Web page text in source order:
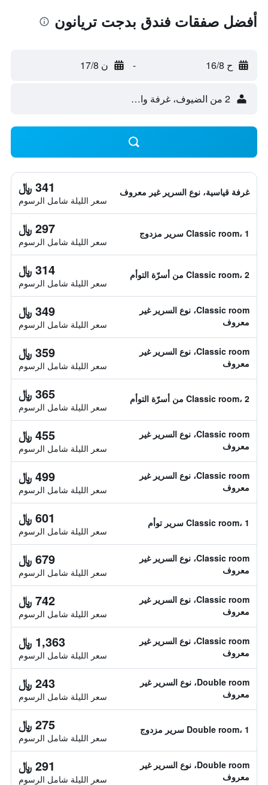
أفضل صفقات فندق بدجت تريانون
ح 16/8 - ن 17/8
2 من الضيوف، غرفة واحدة
غرفة قياسية، نوع السرير غير معروف 341 ﷼
سعر الليلة شامل الرسوم
Classic room، 1 سرير مزدوج 297 ﷼
سعر الليلة شامل الرسوم
Classic room، 2 من أسرّة التوأم 314 ﷼
سعر الليلة شامل الرسوم
Classic room، نوع السرير غير
معروف
349 ﷼
سعر الليلة شامل الرسوم
Classic room، نوع السرير غير
معروف
359 ﷼
سعر الليلة شامل الرسوم
Classic room، 2 من أسرّة التوأم 365 ﷼
سعر الليلة شامل الرسوم
Classic room، نوع السرير غير
معروف
455 ﷼
سعر الليلة شامل الرسوم
Classic room، نوع السرير غير
معروف
499 ﷼
سعر الليلة شامل الرسوم
Classic room، 1 سرير توأم 601 ﷼
سعر الليلة شامل الرسوم
Classic room، نوع السرير غير
معروف
679 ﷼
سعر الليلة شامل الرسوم
Classic room، نوع السرير غير
معروف
742 ﷼
سعر الليلة شامل الرسوم
Classic room، نوع السرير غير
معروف
1,363 ﷼
سعر الليلة شامل الرسوم
Double room، نوع السرير غير
معروف
243 ﷼
سعر الليلة شامل الرسوم
Double room، 1 سرير مزدوج 275 ﷼
سعر الليلة شامل الرسوم
Double room، نوع السرير غير
معروف
291 ﷼
سعر الليلة شامل الرسوم